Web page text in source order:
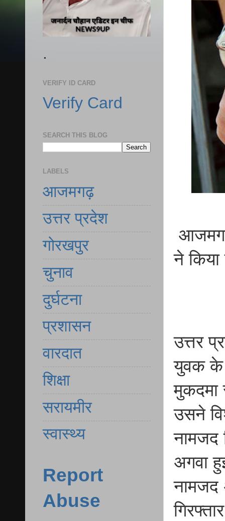
ने किया
उत्तर
युवक के
मुकदमा
उसने
नामजद
अगवा
नामजद
.
VERIFY ID CARD
Verify Card
SEARCH THIS BLOG
LABELS
आजमगढ़
उत्तर प्रदेश
गोरखपुर
चुनाव
दुर्घटना
प्रशासन
वारदात
शिक्षा
सरायमीर
स्वास्थ्य
Report
Abuse